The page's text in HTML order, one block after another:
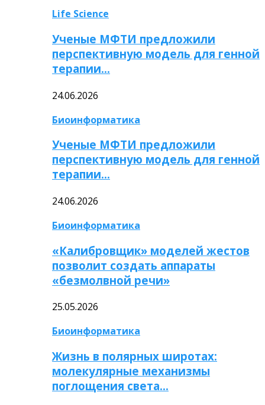
Life Science
Ученые МФТИ предложили
перспективную модель для генной
терапии…
24.06.2026
Биоинформатика
Ученые МФТИ предложили
перспективную модель для генной
терапии…
24.06.2026
Биоинформатика
«Калибровщик» моделей жестов
позволит создать аппараты
«безмолвной речи»
25.05.2026
Биоинформатика
Жизнь в полярных широтах:
молекулярные механизмы
поглощения света…